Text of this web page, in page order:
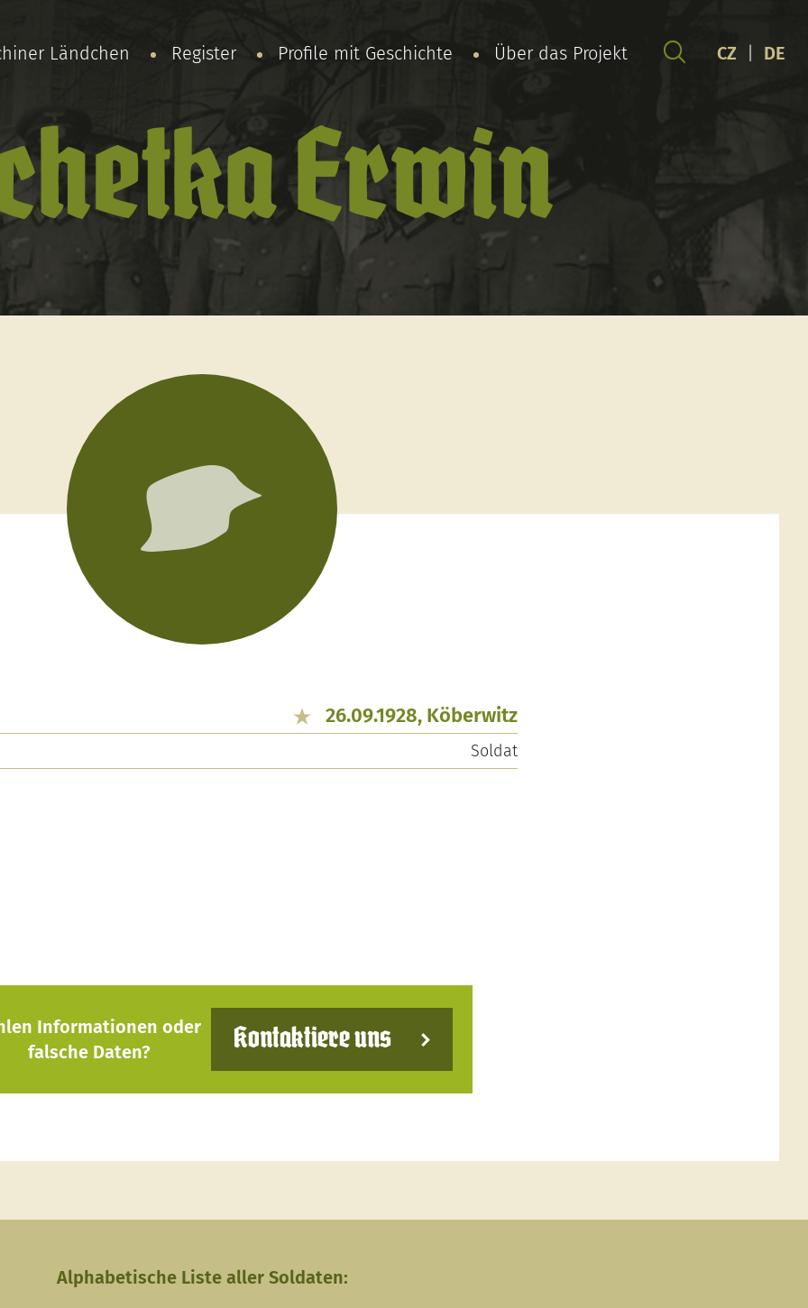
Ländchen Register Profile mit Geschichte Über das Projekt CZ DE
Erwin
26.09.1928, Köberwitz
Soldat
Informationen oder
falsche Daten?
Kontaktiere uns
Alphabetische Liste aller Soldaten: